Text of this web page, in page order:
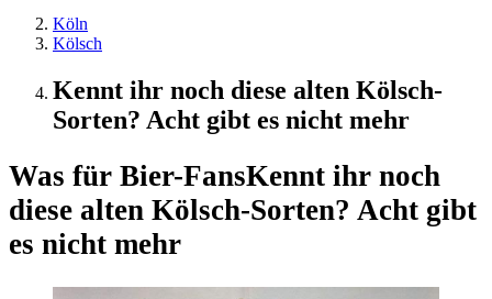
Köln
Kölsch
Kennt ihr noch diese alten Kölsch-
Sorten? Acht gibt es nicht mehr
Was für Bier-FansKennt ihr noch
diese alten Kölsch-Sorten? Acht gibt
es nicht mehr